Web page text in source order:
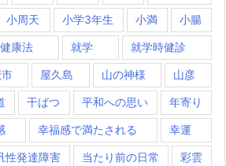
小周天 小学3年生 小満 小腸
康法 就学 就学時健診
屋久島 山の神様 山彦
干ばつ 平和への思い 年寄り
幸福感で満たされる 幸運
性発達障害 当たり前の日常 彩雲